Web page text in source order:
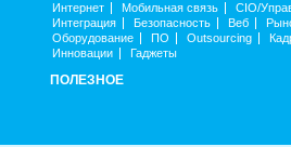
Интернет Мобильная связь CIO/
Интеграция
Безопасность Веб
Оборудование
ПО Outsourcing
Инновации
Гаджеты
ПОЛЕЗНОЕ